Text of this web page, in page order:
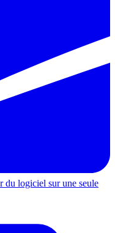
du logiciel sur une seule